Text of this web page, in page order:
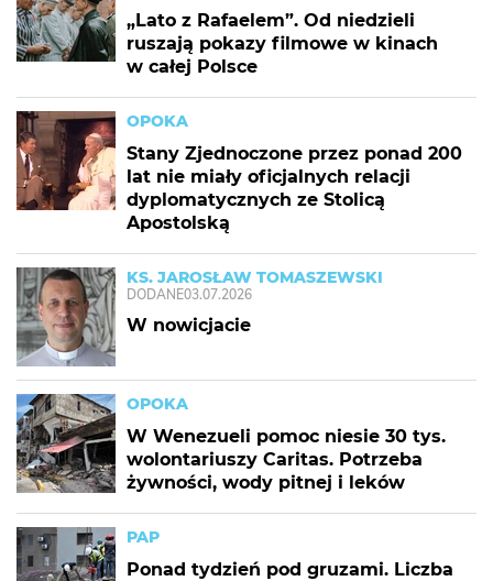
„Lato z Rafaelem”. Od niedzieli
ruszają pokazy filmowe w kinach
w całej Polsce
OPOKA
Stany Zjednoczone przez ponad 200
lat nie miały oficjalnych relacji
dyplomatycznych ze Stolicą
Apostolską
KS. JAROSŁAW TOMASZEWSKI
DODANE03.07.2026
W nowicjacie
OPOKA
W Wenezueli pomoc niesie 30 tys.
wolontariuszy Caritas. Potrzeba
żywności, wody pitnej i leków
PAP
Ponad tydzień pod gruzami. Liczba